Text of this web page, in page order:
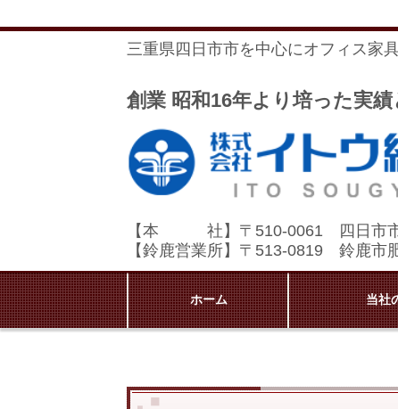
三重県四日市市を中心にオフィス家
創業 昭和16年より培った実
【本 社】〒510-0061 四日市市
【鈴鹿営業所】〒513-0819 鈴鹿市
ホーム 当社